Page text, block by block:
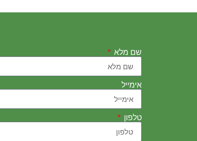
שם מלא
אימייל
טלפון